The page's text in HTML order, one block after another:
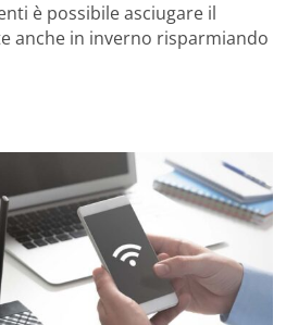
è possibile asciugare il
anche in inverno risparmiando